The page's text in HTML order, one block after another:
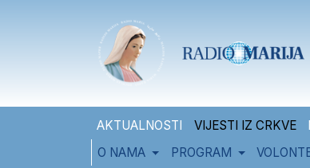
AKTUALNOSTI VIJESTI IZ CRKVE
O NAMA
PROGRAM